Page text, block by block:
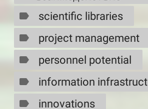
scientific libraries
project management
personnel potential
information
innovations